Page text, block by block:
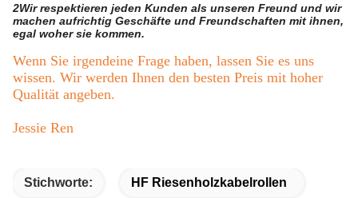
2Wir respektieren jeden Kunden als unseren Freund und wir
machen aufrichtig Geschäfte und Freundschaften mit ihnen,
egal woher sie kommen.
Wenn Sie irgendeine Frage haben, lassen Sie es uns
wissen. Wir werden Ihnen den besten Preis mit hoher
Qualität angeben.
Jessie Ren
Stichworte: HF Riesenholzkabelrollen